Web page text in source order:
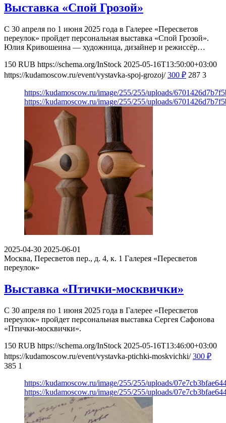
Выставка «Спой Грозой»
С 30 апреля по 1 июня 2025 года в Галерее «Пересветов
переулок» пройдет персональная выставка «Спой Грозой».
Юлия Кривошеина — художница, дизайнер и режиссёр…
150 RUB https://schema.org/InStock 2025-05-16T13:50:00+03:00
https://kudamoscow.ru/event/vystavka-spoj-grozoj/ 300 ₽ 287 3
https://kudamoscow.ru/image/255/255/uploads/
https://kudamoscow.ru/image/255/255/uploads/
2025-04-30 2025-06-01
Москва, Пересветов пер., д. 4, к. 1 Галерея «Пересветов
переулок»
Выставка «Птички-москвички»
С 30 апреля по 1 июня 2025 года в Галерее «Пересветов
переулок» пройдет персональная выставка Сергея Сафонова
«Птички-москвички».
150 RUB https://schema.org/InStock 2025-05-16T13:46:00+03:00
https://kudamoscow.ru/event/vystavka-ptichki-moskvichki/ 300 ₽
385 1
https://kudamoscow.ru/image/255/255/uploads/
https://kudamoscow.ru/image/255/255/uploads/